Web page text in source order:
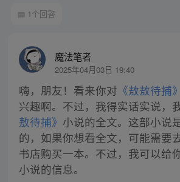
1个回答
魔法笔者
2025年04月03日 19:40
嗨，朋友！看来你对 《敖敖待捕》
兴趣啊。不过，我得实话实说，
敖待捕》 小说的全文。这部小说
的，如果你想看全文，可能需要
书店购买一本。不过，我可以给
小说的信息。